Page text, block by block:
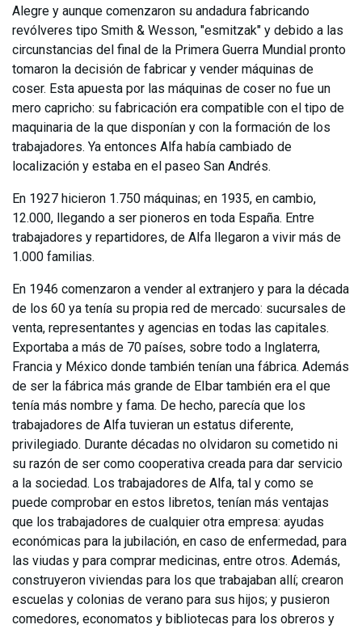
Alegre y aunque comenzaron su andadura fabricando
revólveres tipo Smith & Wesson, "esmitzak" y debido a las
circunstancias del final de la Primera Guerra Mundial pronto
tomaron la decisión de fabricar y vender máquinas de
coser. Esta apuesta por las máquinas de coser no fue un
mero capricho: su fabricación era compatible con el tipo de
maquinaria de la que disponían y con la formación de los
trabajadores. Ya entonces Alfa había cambiado de
localización y estaba en el paseo San Andrés.
En 1927 hicieron 1.750 máquinas; en 1935, en cambio,
12.000, llegando a ser pioneros en toda España. Entre
trabajadores y repartidores, de Alfa llegaron a vivir más de
1.000 familias.
En 1946 comenzaron a vender al extranjero y para la década
de los 60 ya tenía su propia red de mercado: sucursales de
venta, representantes y agencias en todas las capitales.
Exportaba a más de 70 países, sobre todo a Inglaterra,
Francia y México donde también tenían una fábrica. Además
de ser la fábrica más grande de EIbar también era el que
tenía más nombre y fama. De hecho, parecía que los
trabajadores de Alfa tuvieran un estatus diferente,
privilegiado. Durante décadas no olvidaron su cometido ni
su razón de ser como cooperativa creada para dar servicio
a la sociedad. Los trabajadores de Alfa, tal y como se
puede comprobar en estos libretos, tenían más ventajas
que los trabajadores de cualquier otra empresa: ayudas
económicas para la jubilación, en caso de enfermedad, para
las viudas y para comprar medicinas, entre otros. Además,
construyeron viviendas para los que trabajaban allí; crearon
escuelas y colonias de verano para sus hijos; y pusieron
comedores, economatos y bibliotecas para los obreros y